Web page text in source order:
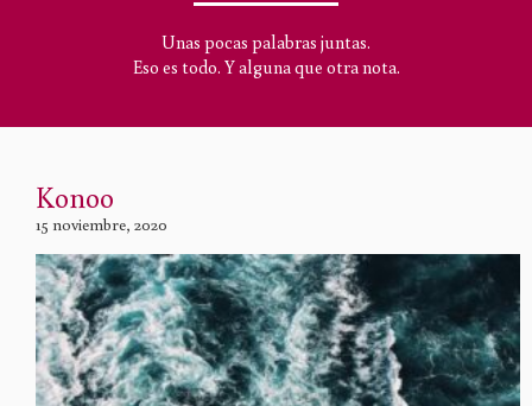
Unas pocas palabras juntas.
Eso es todo. Y alguna que otra nota.
Konoo
15 noviembre, 2020